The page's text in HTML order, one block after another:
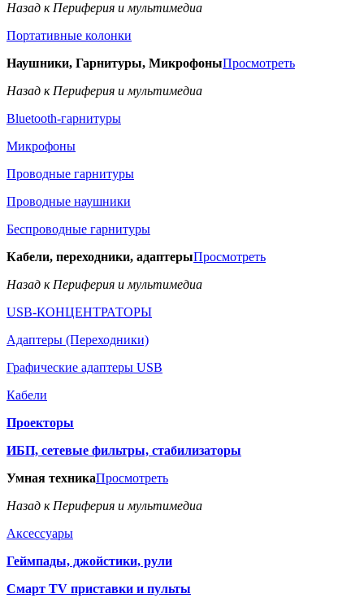
Назад к Периферия и мультимедиа
Портативные колонки
Наушники, Гарнитуры, МикрофоныПросмотреть
Назад к Периферия и мультимедиа
Bluetooth-гарнитуры
Микрофоны
Проводные гарнитуры
Проводные наушники
Беспроводные гарнитуры
Кабели, переходники, адаптерыПросмотреть
Назад к Периферия и мультимедиа
USB-КОНЦЕНТРАТОРЫ
Адаптеры (Переходники)
Графические адаптеры USB
Кабели
Проекторы
ИБП, сетевые фильтры, стабилизаторы
Умная техникаПросмотреть
Назад к Периферия и мультимедиа
Аксессуары
Геймпады, джойстики, рули
Смарт TV приставки и пульты